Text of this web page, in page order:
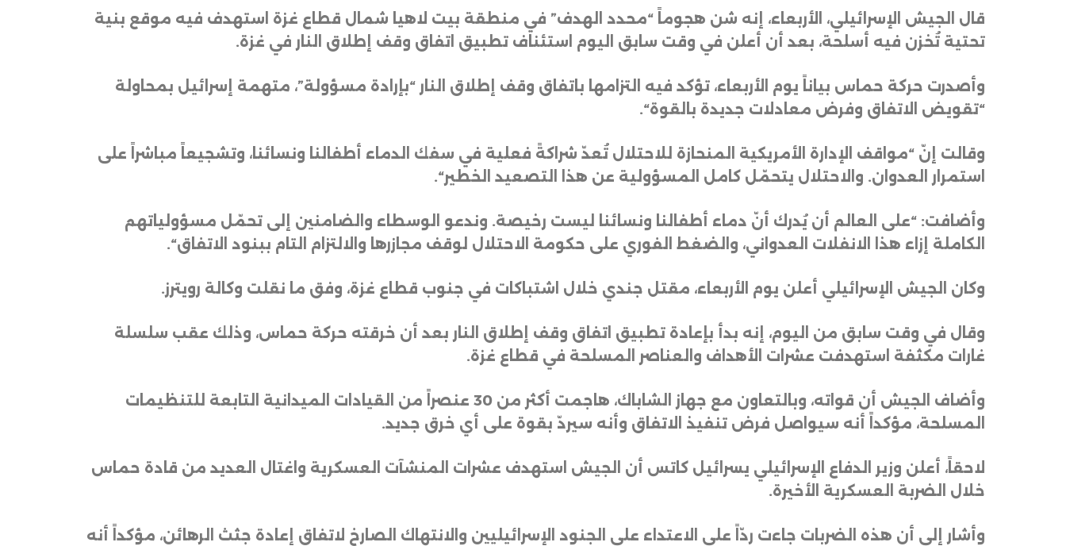
قال الجيش الإسرائيلي، الأربعاء، إنه شن هجوماً “محدد الهدف” في منطقة بيت لاهيا شمال قطاع غزة استهدف فيه موقع بنية
تحتية تُخزن فيه أسلحة، بعد أن أعلن في وقت سابق اليوم استئناف تطبيق اتفاق وقف إطلاق النار في غزة.
وأصدرت حركة حماس بياناً يوم الأربعاء، تؤكد فيه التزامها باتفاق وقف إطلاق النار “بإرادة مسؤولة”، متهمة إسرائيل بمحاولة
“تقويض الاتفاق وفرض معادلات جديدة بالقوة“.
وقالت إنّ “مواقف الإدارة الأمريكية المنحازة للاحتلال تُعدّ شراكةً فعلية في سفك الدماء أطفالنا ونسائنا، وتشجيعاً مباشراً على
استمرار العدوان. والاحتلال يتحمّل كامل المسؤولية عن هذا التصعيد الخطير“.
وأضافت: “على العالم أن يُدرك أنّ دماء أطفالنا ونسائنا ليست رخيصة. وندعو الوسطاء والضامنين إلى تحمّل مسؤولياتهم
الكاملة إزاء هذا الانفلات العدواني، والضغط الفوري على حكومة الاحتلال لوقف مجازرها والالتزام التام ببنود الاتفاق“.
وكان الجيش الإسرائيلي أعلن يوم الأربعاء، مقتل جندي خلال اشتباكات في جنوب قطاع غزة، وفق ما نقلت وكالة رويترز.
وقال في وقت سابق من اليوم، إنه بدأ بإعادة تطبيق اتفاق وقف إطلاق النار بعد أن خرقته حركة حماس، وذلك عقب سلسلة
غارات مكثفة استهدفت عشرات الأهداف والعناصر المسلحة في قطاع غزة.
وأضاف الجيش أن قواته، وبالتعاون مع جهاز الشاباك، هاجمت أكثر من 30 عنصراً من القيادات الميدانية التابعة للتنظيمات
المسلحة، مؤكداً أنه سيواصل فرض تنفيذ الاتفاق وأنه سيردّ بقوة على أي خرق جديد.
لاحقاً، أعلن وزير الدفاع الإسرائيلي يسرائيل كاتس أن الجيش استهدف عشرات المنشآت العسكرية واغتال العديد من قادة حماس
خلال الضربة العسكرية الأخيرة.
وأشار إلى أن هذه الضربات جاءت ردّاً على الاعتداء على الجنود الإسرائيليين والانتهاك الصارخ لاتفاق إعادة جثث الرهائن، مؤكداً أنه